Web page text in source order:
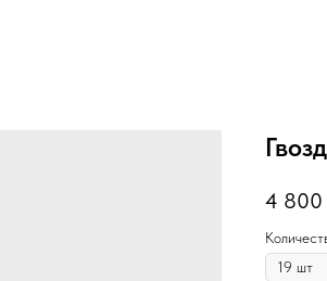
4 800